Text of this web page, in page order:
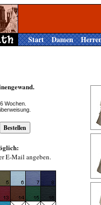
Start Damen
Wochen.
E-Mail angeben.